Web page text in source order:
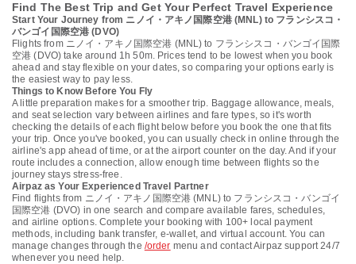
Find The Best Trip and Get Your Perfect Travel Experience
Start Your Journey from ニノイ・アキノ国際空港 (MNL) to フランシスコ・
バンゴイ国際空港 (DVO)
Flights from ニノイ・アキノ国際空港 (MNL) to フランシスコ・バンゴイ国際
空港 (DVO) take around 1h 50m. Prices tend to be lowest when you book
ahead and stay flexible on your dates, so comparing your options early is
the easiest way to pay less.
Things to Know Before You Fly
A little preparation makes for a smoother trip. Baggage allowance, meals,
and seat selection vary between airlines and fare types, so it's worth
checking the details of each flight below before you book the one that fits
your trip. Once you've booked, you can usually check in online through the
airline's app ahead of time, or at the airport counter on the day. And if your
route includes a connection, allow enough time between flights so the
journey stays stress-free.
Airpaz as Your Experienced Travel Partner
Find flights from ニノイ・アキノ国際空港 (MNL) to フランシスコ・バンゴイ
国際空港 (DVO) in one search and compare available fares, schedules,
and airline options. Complete your booking with 100+ local payment
methods, including bank transfer, e-wallet, and virtual account. You can
manage changes through the /order menu and contact Airpaz support 24/7
whenever you need help.